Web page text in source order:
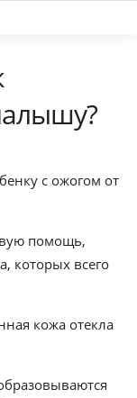
с ожогом от
помощь,
которых всего
кожа отекла